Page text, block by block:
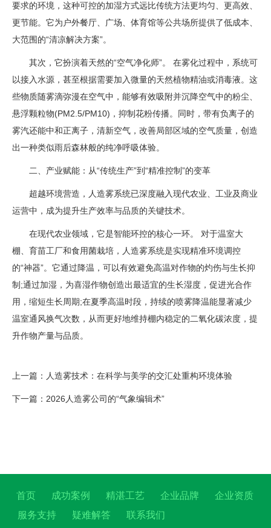
要求的环境，这种可控的加湿方式远比传统方法更均匀、更高效、
更节能。它为户外餐厅、广场、体育馆等公共场所提供了低成本、
大范围的“清凉解决方案”。
其次，它扮演着天然的“空气净化师”。 在雾化过程中，系统可
以接入水源，甚至根据需要加入微量的天然植物精油或消毒液。这
些物质随雾滴弥漫在空气中，能够有效吸附并沉降空气中的粉尘、
悬浮颗粒物(PM2.5/PM10)，抑制花粉传播。同时，带有负离子的
雾汽还能中和正离子，清新空气，改善局部区域的空气质量，创造
出一种类似雨后森林般的纯净呼吸体验。
二、产业赋能：从“传统生产”到“精准控制”的变革
超越环境营造，人造雾系统已深度融入现代农业、工业及商业
运营中，成为提升生产效率与品质的关键技术。
在现代农业领域，它是智能环控的核心一环。 对于温室大
棚、育苗工厂和食用菌栽培，人造雾系统是实现精准环境调控
的“神器”。它通过降温，可以有效避免高温对作物的灼伤与生长抑
制;通过加湿，为喜湿作物创造出最适宜的生长湿度，促进光合作
用，缩短生长周期;在夏季高温时段，持续的喷雾降温能显著减少
温室通风换气次数，从而更好地维持棚内稳定的二氧化碳浓度，提
升作物产量与品质。
上一篇：人造雾技术：在科学与美学的交汇处重构环境体验
下一篇：2026人造雾公司的“气象编辑术”
首页 成功案例 精湛工艺 企业品牌
企业资质
服务支持
疑难解答 联系我们